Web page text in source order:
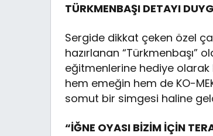
TÜRKMENBAŞI DETAYI
Sergide dikkat çeken özel
hazırlanan “Türkmenbaşı”
eğitmenlerine hediye olarak
hem emeğin hem de KO-
somut bir simgesi haline
“İĞNE OYASI BİZİM İÇİN